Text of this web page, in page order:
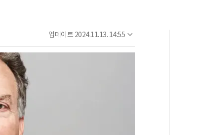
업데이트 2024.11.13. 14:55